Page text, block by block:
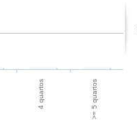
4 quartos >= 5 quartos